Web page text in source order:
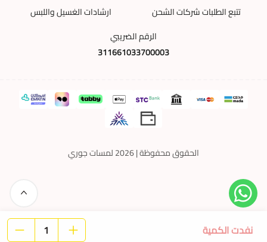
نفدت الكمية
تتبع الطلبات شركات الشحن
ارشادات الغسيل واللبس
الرقم الضريبي
311661033700003
الحقوق محفوظة | 2026 لمسات جوري